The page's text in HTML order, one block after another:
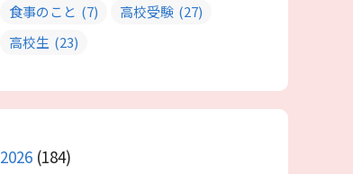
食事のこと (7) 高校受験 (27)
高校生 (23)
2026 (184)